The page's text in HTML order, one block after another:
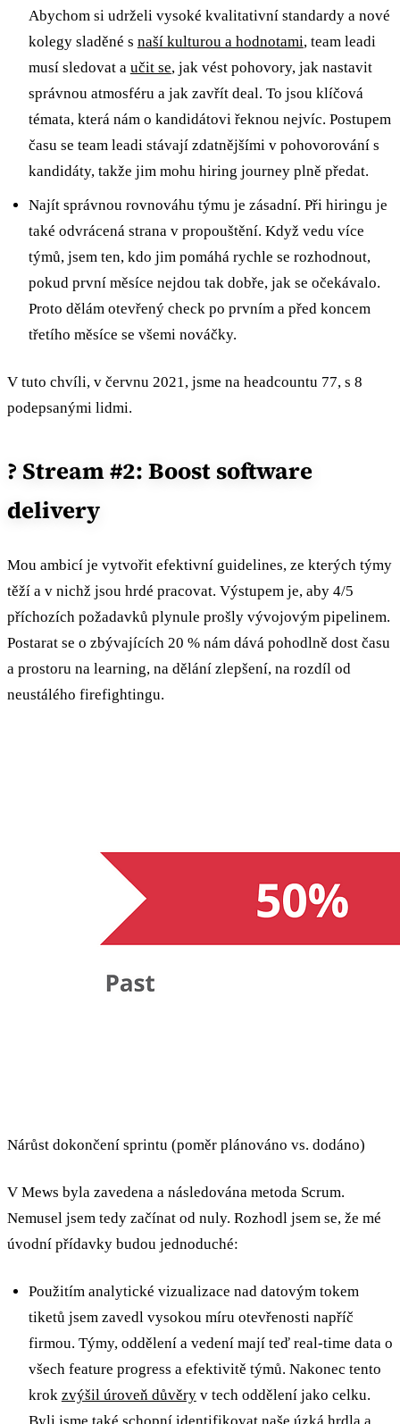
Abychom si udrželi vysoké kvalitativní standardy a nové
kolegy sladěné s naší kulturou a hodnotami, team leadi
musí sledovat a učit se, jak vést pohovory, jak nastavit
správnou atmosféru a jak zavřít deal. To jsou klíčová
témata, která nám o kandidátovi řeknou nejvíc. Postupem
času se team leadi stávají zdatnějšími v pohovorování s
kandidáty, takže jim mohu hiring journey plně předat.
Najít správnou rovnováhu týmu je zásadní. Při hiringu je
také odvrácená strana v propouštění. Když vedu více
týmů, jsem ten, kdo jim pomáhá rychle se rozhodnout,
pokud první měsíce nejdou tak dobře, jak se očekávalo.
Proto dělám otevřený check po prvním a před koncem
třetího měsíce se všemi nováčky.
V tuto chvíli, v červnu 2021, jsme na headcountu 77, s 8
podepsanými lidmi.
? Stream #2: Boost software
delivery
Mou ambicí je vytvořit efektivní guidelines, ze kterých týmy
těží a v nichž jsou hrdé pracovat. Výstupem je, aby 4/5
příchozích požadavků plynule prošly vývojovým pipelinem.
Postarat se o zbývajících 20 % nám dává pohodlně dost času
a prostoru na learning, na dělání zlepšení, na rozdíl od
neustálého firefightingu.
Nárůst dokončení sprintu (poměr plánováno vs. dodáno)
V Mews byla zavedena a následována metoda Scrum.
Nemusel jsem tedy začínat od nuly. Rozhodl jsem se, že mé
úvodní přídavky budou jednoduché:
Použitím analytické vizualizace nad datovým tokem
tiketů jsem zavedl vysokou míru otevřenosti napříč
firmou. Týmy, oddělení a vedení mají teď real-time data o
všech feature progress a efektivitě týmů. Nakonec tento
krok zvýšil úroveň důvěryv tech oddělení jako celku.
Byli jsme také schopní identifikovat naše úzká hrdla a